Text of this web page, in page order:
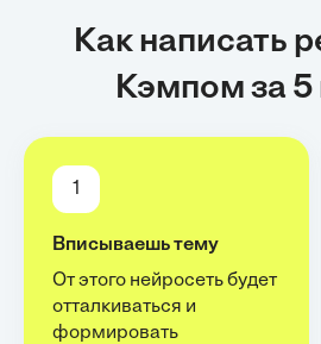
Как написать
Кэмпом за 5
1
Вписываешь тему
От этого нейросеть будет
отталкиваться и
формировать